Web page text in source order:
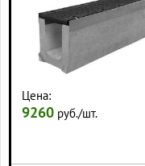
Цена:
9260 руб./шт.